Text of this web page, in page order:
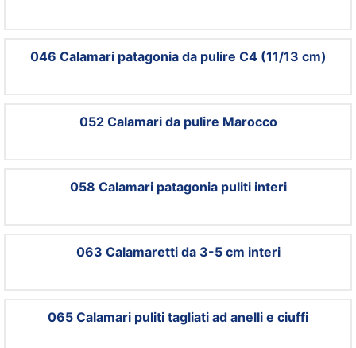
046 Calamari patagonia da pulire C4 (11/13 cm)
052 Calamari da pulire Marocco
058 Calamari patagonia puliti interi
063 Calamaretti da 3-5 cm interi
065 Calamari puliti tagliati ad anelli e ciuffi